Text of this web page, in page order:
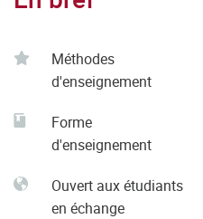
Méthodes
d'enseignement
Forme
d'enseignement
Ouvert aux étudiants
en échange